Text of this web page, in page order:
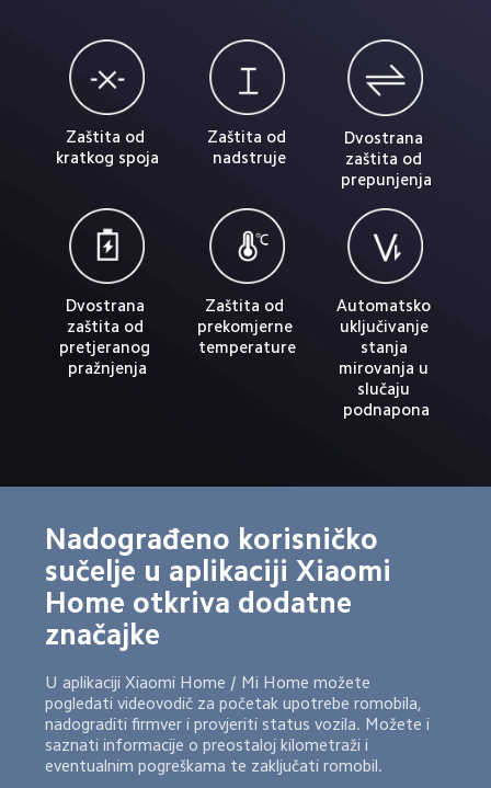
Zaštita od
kratkog spoja
Zaštita od
nadstruje
Dvostrana
zaštita od
prepunjenja
Dvostrana
zaštita od
pretjeranog
pražnjenja
Zaštita od
prekomjerne
temperature
Automatsko
uključivanje
stanja
mirovanja u
slučaju
podnapona
Nadograđeno korisničko
sučelje u aplikaciji Xiaomi
Home otkriva dodatne
značajke
U aplikaciji Xiaomi Home / Mi Home možete
pogledati videovodič za početak upotrebe romobila,
nadograditi firmver i provjeriti status vozila. Možete i
saznati informacije o preostaloj kilometraži i
eventualnim pogreškama te zaključati romobil.